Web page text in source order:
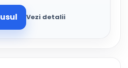
Vezi detalii